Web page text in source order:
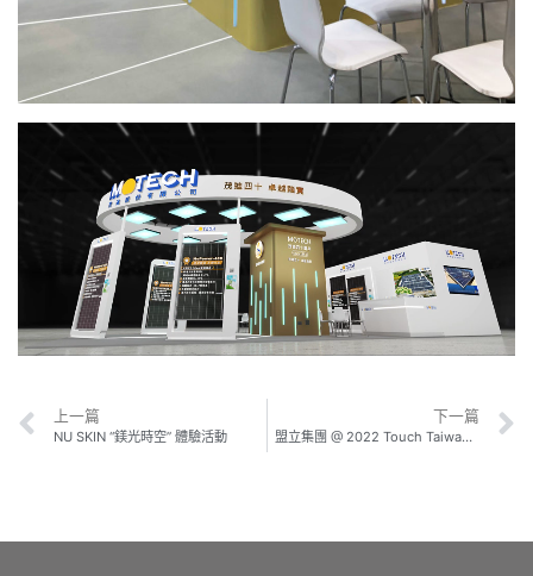
上一篇
NU SKIN “鎂光時空” 體驗活動
下一篇
盟立集團 @ 2022 Touch Taiwan系列展 – 智慧顯示展覽會